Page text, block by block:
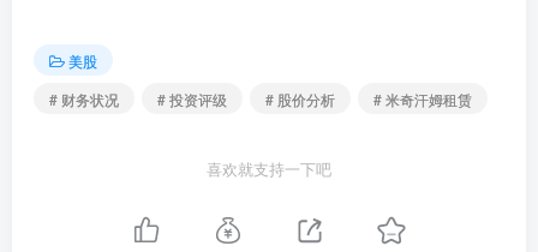
美股
# 财务状况
# 投资评级 # 股价分析 # 米奇汗姆租赁
喜欢就支持一下吧